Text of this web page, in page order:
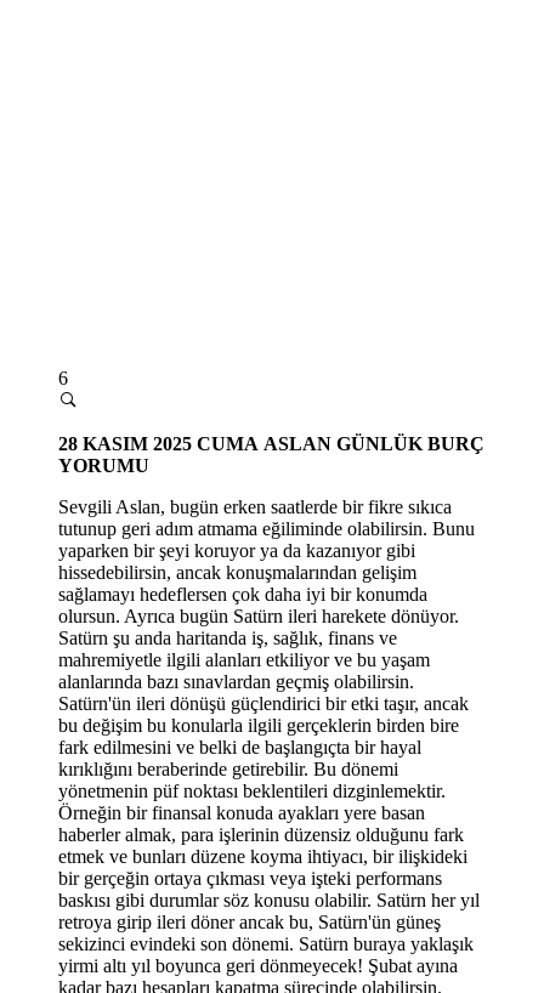
6
28 KASIM 2025 CUMA ASLAN GÜNLÜK BURÇ
YORUMU
Sevgili Aslan, bugün erken saatlerde bir fikre sıkıca
tutunup geri adım atmama eğiliminde olabilirsin. Bunu
yaparken bir şeyi koruyor ya da kazanıyor gibi
hissedebilirsin, ancak konuşmalarından gelişim
sağlamayı hedeflersen çok daha iyi bir konumda
olursun. Ayrıca bugün Satürn ileri harekete dönüyor.
Satürn şu anda haritanda iş, sağlık, finans ve
mahremiyetle ilgili alanları etkiliyor ve bu yaşam
alanlarında bazı sınavlardan geçmiş olabilirsin.
Satürn'ün ileri dönüşü güçlendirici bir etki taşır, ancak
bu değişim bu konularla ilgili gerçeklerin birden bire
fark edilmesini ve belki de başlangıçta bir hayal
kırıklığını beraberinde getirebilir. Bu dönemi
yönetmenin püf noktası beklentileri dizginlemektir.
Örneğin bir finansal konuda ayakları yere basan
haberler almak, para işlerinin düzensiz olduğunu fark
etmek ve bunları düzene koyma ihtiyacı, bir ilişkideki
bir gerçeğin ortaya çıkması veya işteki performans
baskısı gibi durumlar söz konusu olabilir. Satürn her yıl
retroya girip ileri döner ancak bu, Satürn'ün güneş
sekizinci evindeki son dönemi. Satürn buraya yaklaşık
yirmi altı yıl boyunca geri dönmeyecek! Şubat ayına
kadar bazı hesapları kapatma sürecinde olabilirsin.